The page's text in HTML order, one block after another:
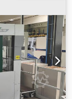
Vrsta stroja:
s
izrezanih
Različite
isporuke:
FGT-u: 7/10
fotografijama.
i
zanimljiv BOBST